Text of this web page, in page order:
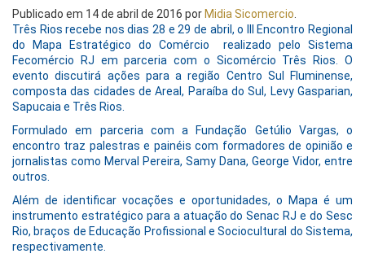
Publicado em 14 de abril de 2016 por Midia Sicomercio
Três Rios recebe nos dias 28 e 29 de abril, o III Encontro Regional
do Mapa Estratégico do Comércio realizado pelo Sistema
Fecomércio RJ em parceria com o Sicomércio Três Rios. O
evento discutirá ações para a região Centro Sul Fluminense,
composta das cidades de Areal, Paraíba do Sul, Levy Gasparian,
Sapucaia e Três Rios.
Formulado em parceria com a Fundação Getúlio Vargas, o
encontro traz palestras e painéis com formadores de opinião e
jornalistas como Merval Pereira, Samy Dana, George Vidor, entre
outros.
Além de identificar vocações e oportunidades, o Mapa é um
instrumento estratégico para a atuação do Senac RJ e do Sesc
Rio, braços de Educação Profissional e Sociocultural do Sistema,
respectivamente.